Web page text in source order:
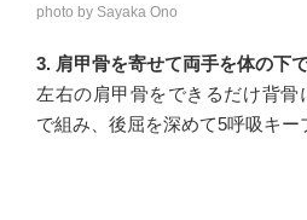
photo by Sayaka Ono
3. 肩甲骨を寄せて両手を体の下
左右の肩甲骨をできるだけ背
で組み、後屈を深めて5呼吸キー